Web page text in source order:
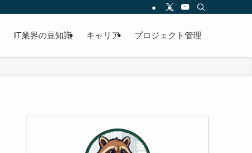
IT業界の豆知識 キャリア プロジェクト管理